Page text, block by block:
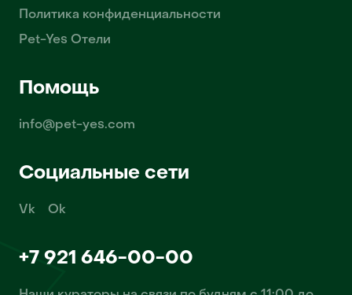
Политика конфиденциальности
Pet-Yes Отели
Помощь
info@pet-yes.com
Социальные сети
Vk Ok
+7 921 646-00-00